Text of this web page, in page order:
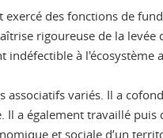
des fonctions de
rigoureuse de la levée
à l'écosystème
variés. Il a
a également travaillé
et sociale d’un